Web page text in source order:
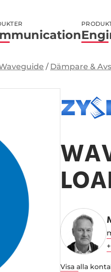
/ Dämpare &
Visa alla